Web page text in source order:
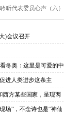
改”活动专栏
精神
清明
聆听代表委员心声（六）
)会议召开
冬奥：这里是可爱的中
进人类进步这条主
主义中国化新飞跃述
西方某些国家，呈现两
场”，不念诗也是“神仙